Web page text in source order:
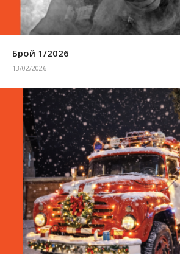
Брой 1/2026
13/02/2026